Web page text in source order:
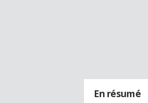
En résumé